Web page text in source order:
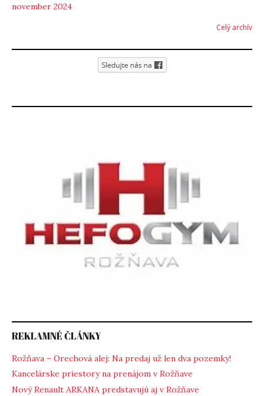
november 2024
Celý archív
REKLAMNÉ ČLÁNKY
Rožňava – Orechová alej: Na predaj už len dva pozemky!
Kancelárske priestory na prenájom v Rožňave
Nový Renault ARKANA predstavujú aj v Rožňave